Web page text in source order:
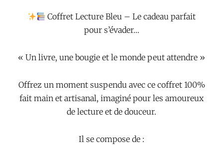
Coffret Lecture Bleu – Le cadeau parfait
pour s’évader…
« Un livre, une bougie et le monde peut attendre »
Offrez un moment suspendu avec ce coffret 100%
fait main et artisanal, imaginé pour les amoureux
de lecture et de douceur.
Il se compose de :